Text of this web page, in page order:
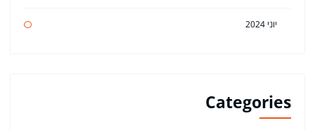
יוני 2024
Categories